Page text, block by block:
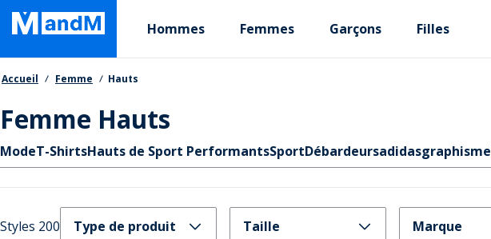
Skip
main
content
Primary departments
Hommes Femmes Garçons Filles
Fil d'Ariane
Accueil Femme Hauts
Femme Hauts
Liens rapides
ModeT-ShirtsHauts de Sport PerformantsSportDébardeursadidasgraphisme
Styles 200 Type de produit Taille Marque